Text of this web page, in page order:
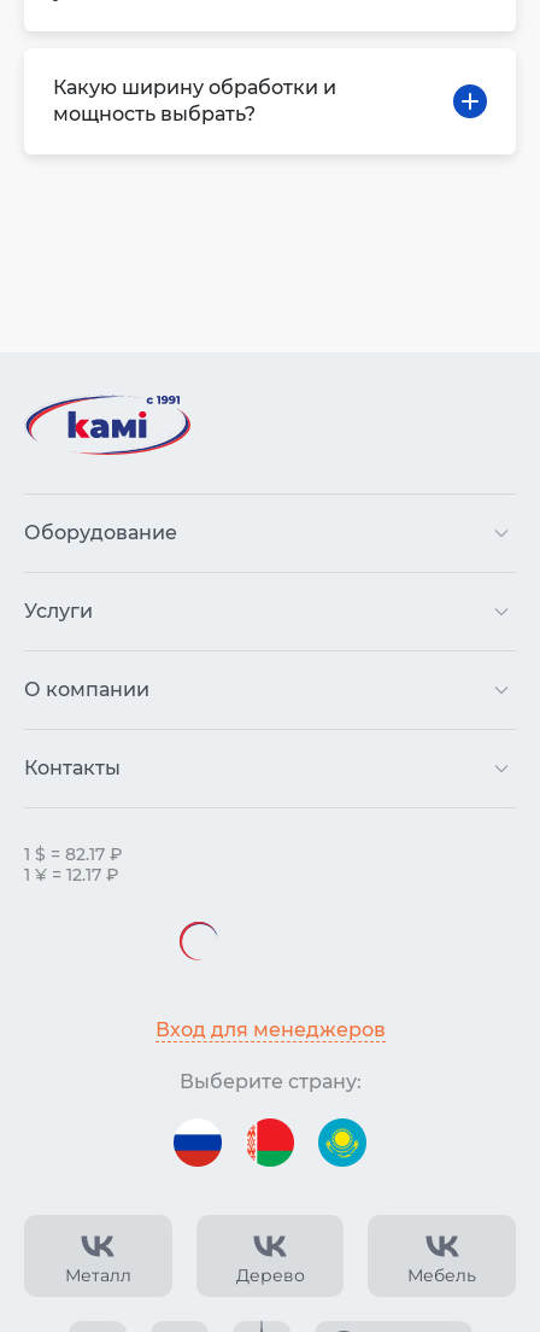
Какую ширину обработки и
мощность выбрать?
Металл Дерево Мебель
Оборудование
Услуги
О компании
Контакты
1 $ = 82.17 ₽
1 ¥ = 12.17 ₽
Вход для менеджеров
Выберите страну: